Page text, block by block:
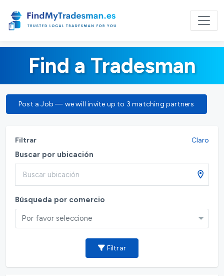
Find a Tradesman
Post a Job — we will invite up to 3 matching partners
Filtrar Claro
Buscar por ubicación
Búsqueda por comercio
Por favor seleccione
Filtrar